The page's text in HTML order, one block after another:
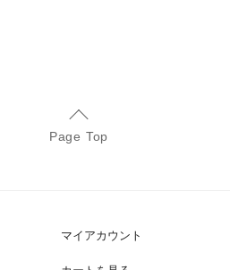
Page Top
マイアカウント